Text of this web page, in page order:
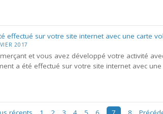
effectué sur votre site internet avec une carte
2017
et vous avez développé votre activité
a été effectué sur votre site internet avec